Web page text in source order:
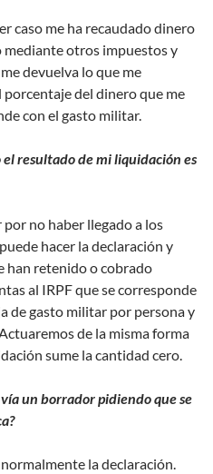
caso me ha recaudado dinero
otros impuestos y
devuelva lo que me
porcentaje del dinero que me
con el gasto militar.
el resultado de mi liquidación es
no haber llegado a los
hacer la declaración y
han retenido o cobrado
al IRPF que se corresponde
de gasto militar por persona y
de la misma forma
sume la cantidad cero.
un borrador pidiendo que se
la declaración.